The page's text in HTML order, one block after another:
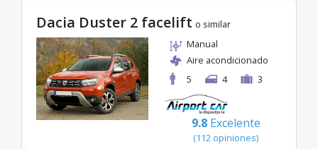
Dacia Duster 2 facelift o similar
Manual
Aire acondicionado
5
4 3
9.8 Excelente
(112 opiniones)